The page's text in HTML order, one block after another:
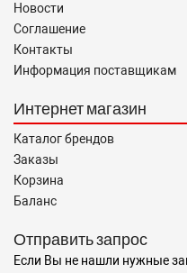
Новости
Соглашение
Контакты
Информация поставщикам
Интернет магазин
Каталог брендов
Заказы
Корзина
Баланс
Отправить запрос
Если Вы не нашли нужные